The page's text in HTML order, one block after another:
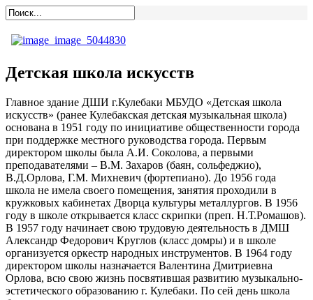
Детская школа искусств
Главное здание ДШИ г.Кулебаки МБУДО «Детская школа
искусств» (ранее Кулебакская детская музыкальная школа)
основана в 1951 году по инициативе общественности города
при поддержке местного руководства города. Первым
директором школы была А.И. Соколова, а первыми
преподавателями – В.М. Захаров (баян, сольфеджио),
В.Д.Орлова, Г.М. Михневич (фортепиано). До 1956 года
школа не имела своего помещения, занятия проходили в
кружковых кабинетах Дворца культуры металлургов. В 1956
году в школе открывается класс скрипки (преп. Н.Т.Ромашов).
В 1957 году начинает свою трудовую деятельность в ДМШ
Александр Федорович Круглов (класс домры) и в школе
организуется оркестр народных инструментов. В 1964 году
директором школы назначается Валентина Дмитриевна
Орлова, всю свою жизнь посвятившая развитию музыкально-
эстетического образованию г. Кулебаки. По сей день школа